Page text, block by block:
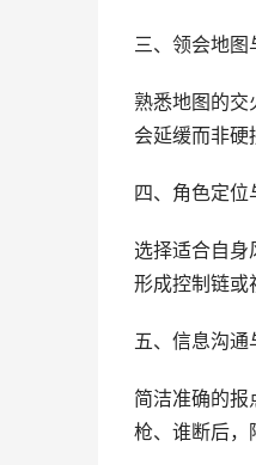
三、领会地图
熟悉地图的交
会延缓而非硬
四、角色定位
选择适合自身
形成控制链或
五、信息沟通
简洁准确的
枪、谁断后，